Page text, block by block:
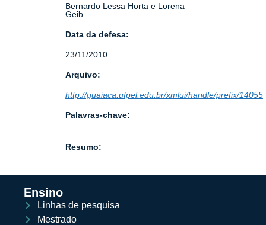
Bernardo Lessa Horta e Lorena
Geib
Data da defesa:
23/11/2010
Arquivo:
http://guaiaca.ufpel.edu.br/xmlui/handle/prefix/14055
Palavras-chave:
Resumo:
Ensino
Linhas de pesquisa
Mestrado